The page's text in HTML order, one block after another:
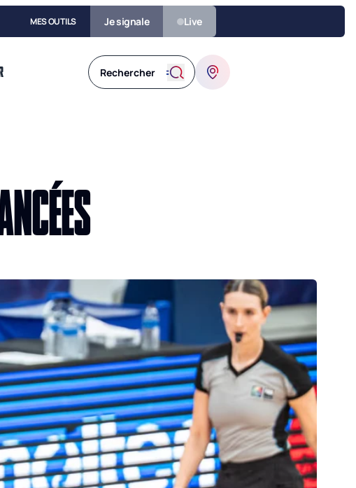
MES OUTILS Je signale Live